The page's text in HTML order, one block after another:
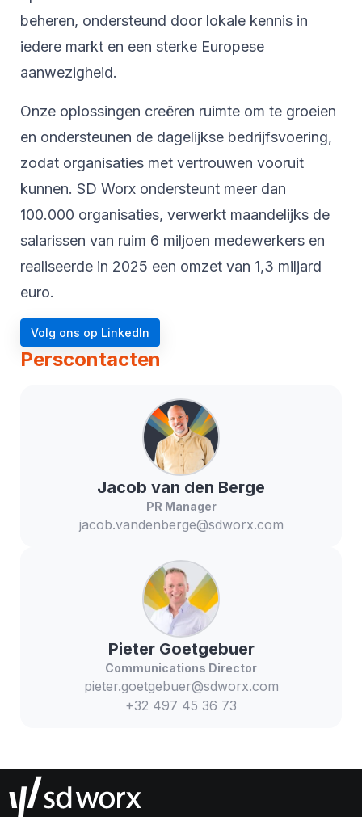
beheren, ondersteund door lokale kennis in
iedere markt en een sterke Europese
aanwezigheid.
Onze oplossingen creëren ruimte om te groeien
en ondersteunen de dagelijkse bedrijfsvoering,
zodat organisaties met vertrouwen vooruit
kunnen. SD Worx ondersteunt meer dan
100.000 organisaties, verwerkt maandelijks de
salarissen van ruim 6 miljoen medewerkers en
realiseerde in 2025 een omzet van 1,3 miljard
euro.
Volg ons op LinkedIn
Perscontacten
Jacob van den Berge
PR Manager
jacob.vandenberge@sdworx.com
Pieter Goetgebuer
Communications Director
pieter.goetgebuer@sdworx.com
+32 497 45 36 73